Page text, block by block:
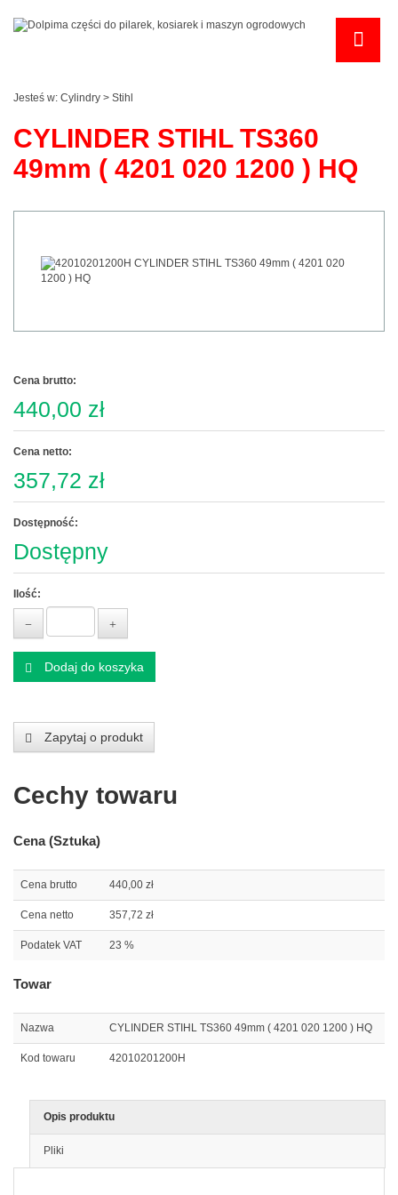
Jesteś w: Cylindry > Stihl
CYLINDER STIHL TS360
49mm ( 4201 020 1200 ) HQ
Cena brutto:
440,00 zł
Cena netto:
357,72 zł
Dostępność:
Dostępny
Ilość:
Dodaj do koszyka
Zapytaj o produkt
Cechy towaru
Cena (Sztuka)
Cena brutto 440,00 zł
Cena netto 357,72 zł
Podatek VAT 23 %
Towar
Nazwa CYLINDER STIHL TS360 49mm ( 4201 020 1200 ) HQ
Kod towaru 42010201200H
Opis produktu
Pliki